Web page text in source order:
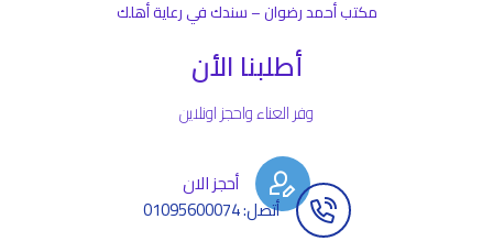
مكتب أحمد رضوان – سندك في رعاية أهلك
أطلبنا الأن
وفر العناء واحجز اونلاين
أحجز الان
أتصل: 01095600074